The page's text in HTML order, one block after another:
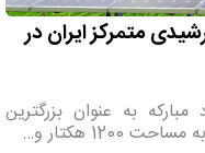
متمرکز ایران در
به عنوان بزرگترین
هکتار و…